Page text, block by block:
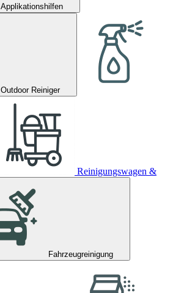
Applikationshilfen
Outdoor Reiniger
Reinigungswagen &
Fahrzeugreinigung